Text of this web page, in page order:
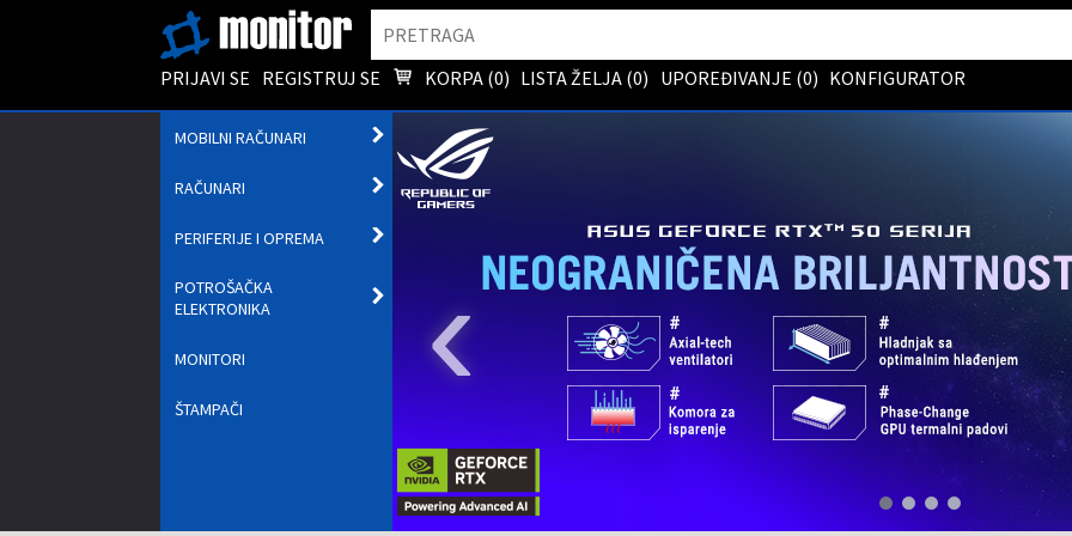
PRIJAVI SE REGISTRUJ SE KORPA (0) LISTA ŽELJA (0) UPOREĐIVANJE (0) KONFIGURATOR
MOBILNI RAČUNARI
PODMENI
RAČUNARI
OTVORI
PODMENI
PERIFERIJE I OPREMA
POTROŠAČKA
ELEKTRONIKA
MONITORI
ŠTAMPAČI ‹